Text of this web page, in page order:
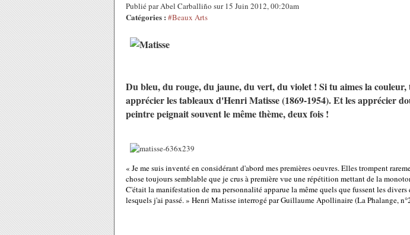
Publié par Abel Carballiño sur 15 Juin 2012, 00:20am
Catégories : #Beaux Arts
Du bleu, du rouge, du jaune, du vert, du violet ! Si tu aimes la couleur,
apprécier les tableaux d'Henri Matisse (1869-1954). Et les apprécier
peintre peignait souvent le même thème, deux fois !
« Je me suis inventé en considérant d'abord mes premières oeuvres. Elles trompent
chose toujours semblable que je crus à première vue une répétition mettant de la
C'était la manifestation de ma personnalité apparue la même quels que fussent les divers
lesquels j'ai passé. » Henri Matisse interrogé par Guillaume Apollinaire (La Phalange,